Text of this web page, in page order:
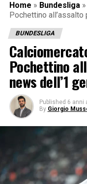
Home » Bundesliga »
Pochettino all’assalto
BUNDESLIGA
Pochettino
news dell’1
Published 6 anni
By Giorgio